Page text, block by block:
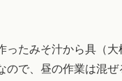
ったみそ汁から具（
で、昼の作業は混ぜ